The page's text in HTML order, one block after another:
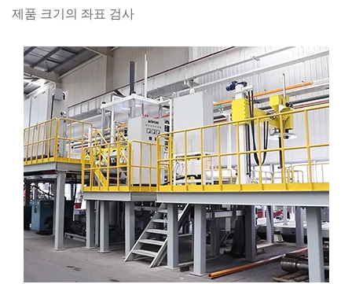
제품 크기의 좌표 검사